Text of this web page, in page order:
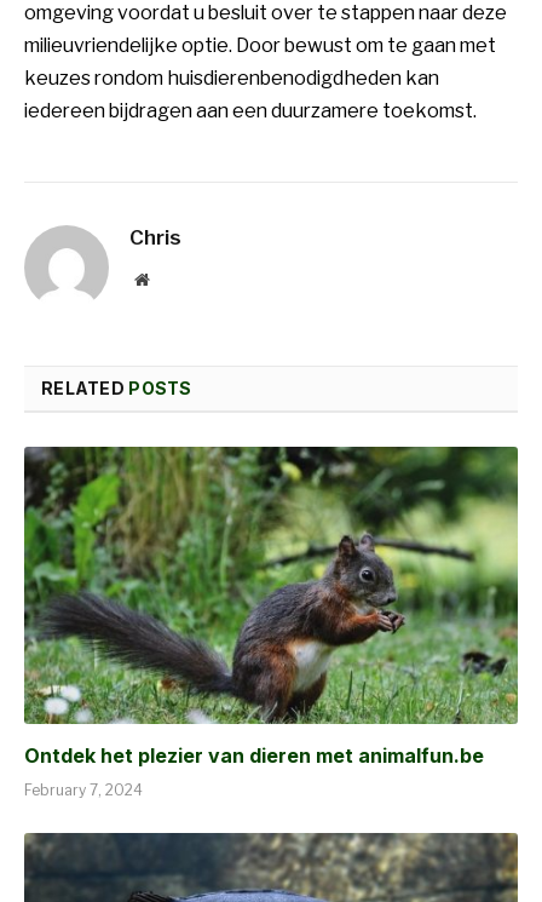
omgeving voordat u besluit over te stappen naar deze
milieuvriendelijke optie. Door bewust om te gaan met
keuzes rondom huisdierenbenodigdheden kan
iedereen bijdragen aan een duurzamere toekomst.
Chris
Website
RELATED POSTS
Ontdek het plezier van dieren met animalfun.be
February 7, 2024